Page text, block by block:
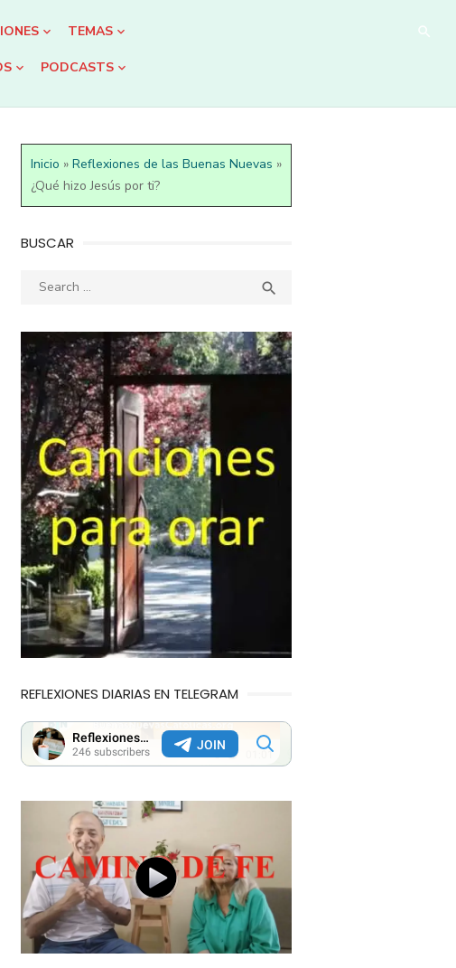
TEMAS
PODCASTS
Inicio » Reflexiones de las Buenas Nuevas »
¿Qué hizo Jesús por ti?
BUSCAR
Search

REFLEXIONES DIARIAS EN TELEGRAM